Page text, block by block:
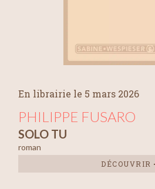
En librairie le 5 mars 2026
PHILIPPE FUSARO
SOLO TU
roman
DÉCOUVRIR